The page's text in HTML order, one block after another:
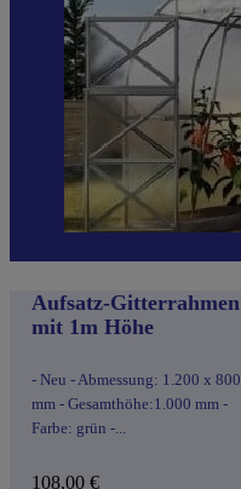
Aufsatz-Gitterrahmen
mit 1m Höhe
- Neu - Abmessung: 1.200 x 800
mm - Gesamthöhe:1.000 mm -
Farbe: grün -...
108,00€